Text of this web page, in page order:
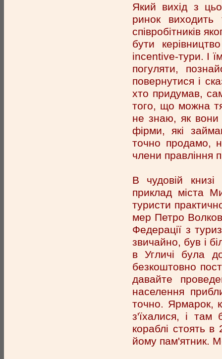
Який вихід з
ринок
співробітників
бути
incentive-тури. І
погуляти,
повернутися і
хто придумав,
того, що можна
не знаю, як вони
фірми, які
точно продамо,
члени правління
В чудовій
приклад міста
туристи
мер Петро
Федерації з
звичайно, був і
в Угличі була
безкоштовно
давайте
населення
точно. Ярмарок,
з'їхалися, і там
кораблі стоять
йому пам'ятник.